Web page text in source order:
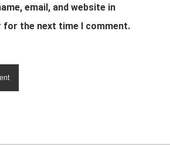
email, and website in
for the next time I comment.